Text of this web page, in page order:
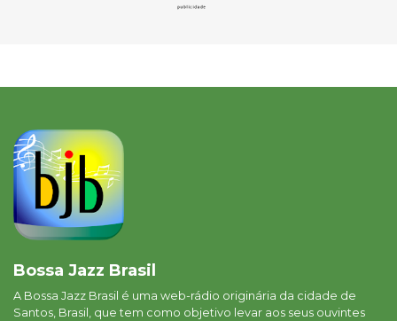
Bossa Jazz Brasil
A Bossa Jazz Brasil é uma web-rádio originária da cidade de
Santos, Brasil, que tem como objetivo levar aos seus ouvintes